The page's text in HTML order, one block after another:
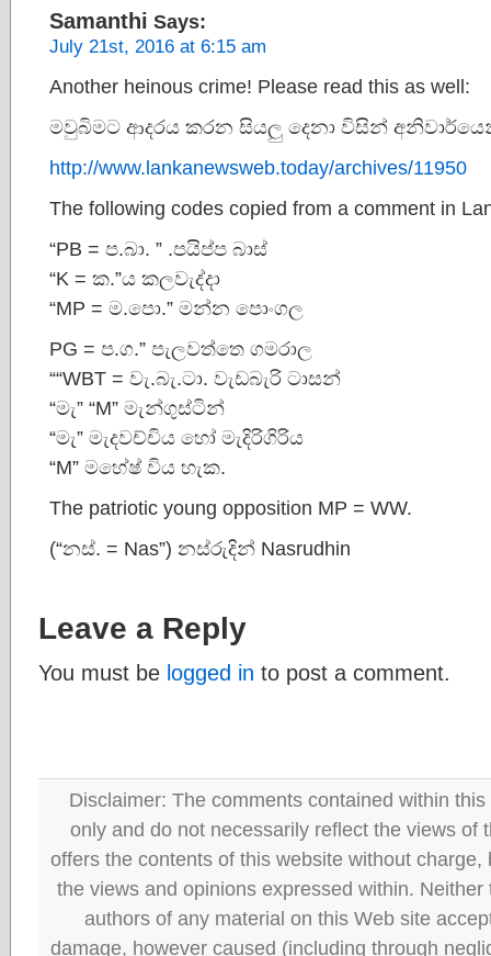
Samanthi Says:
July 21st, 2016 at 6:15 am
Another heinous crime! Please read this as well:
මවුබිමට ආදරය කරන සියලු දෙනා විසින්
http://www.lankanewsweb.today/archives/11950
The following codes copied from a comment in
“PB = ප.බා. ” .පයිප්ප බාස්
“K = ක.”ය කලවැද්දා
“MP = ම.පො.” මන්න පොංගල
PG = ප.ග.” පැලවත්තෙ ගමරාල
““WBT = වැ.බැ.ටා. වැඩබැරි ටාසන්
“මැ” “M” මැන්ගුස්ටින්
“මැ” මැදවච්චිය හෝ මැදිරිගිරිය
“M” මහේෂ් විය හැක.
The patriotic young opposition MP = WW.
(“නස්. = Nas”) නස්රුදින් Nasrudhin
Leave a Reply
You must be logged in to post a comment.
Disclaimer: The comments contained within
only and do not necessarily reflect the views of
offers the contents of this website without
the views and opinions expressed within.
authors of any material on this Web site
damage, however caused (including through